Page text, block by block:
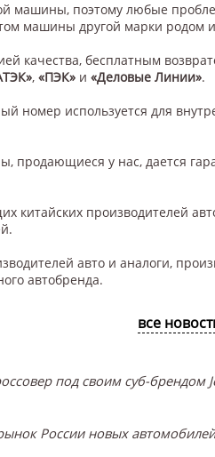
машины, поэтому любые
машины другой марки родом
качества, бесплатным
, «ПЭК» и «Деловые Линии».
номер используется для
продающиеся у нас, дается
китайских производителей
авто и аналоги,
автобренда.
все
под своим суб-брендом
России новых